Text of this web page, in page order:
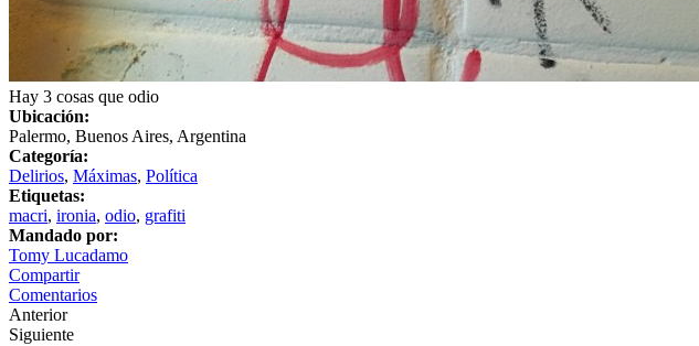
Hay 3 cosas que odio
Ubicación:
Palermo, Buenos Aires, Argentina
Categoría:
Delirios, Máximas, Política
Etiquetas:
macri, ironia, odio, grafiti
Mandado por:
Tomy Lucadamo
Compartir
Comentarios
Anterior
Siguiente